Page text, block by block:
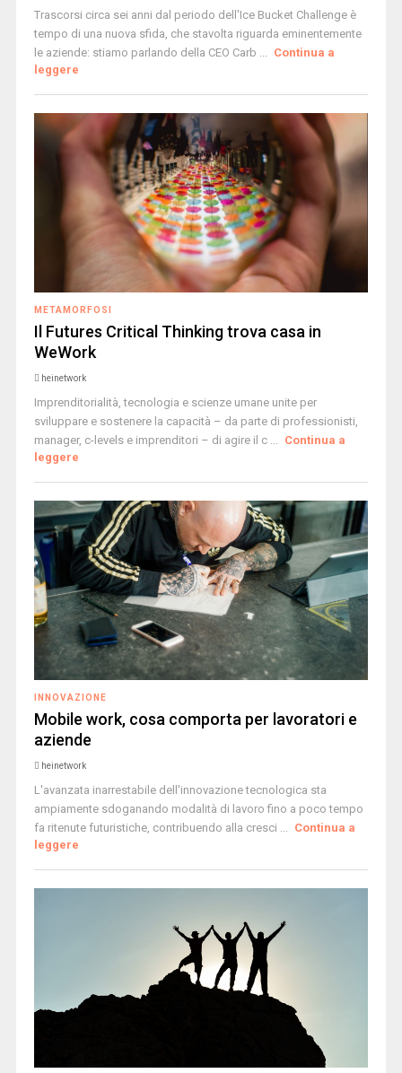
Trascorsi circa sei anni dal periodo dell'Ice Bucket Challenge è
tempo di una nuova sfida, che stavolta riguarda eminentemente
le aziende: stiamo parlando della CEO Carb ... Continua a
leggere
METAMORFOSI
Il Futures Critical Thinking trova casa in
WeWork
heinetwork
Imprenditorialità, tecnologia e scienze umane unite per
sviluppare e sostenere la capacità – da parte di professionisti,
manager, c-levels e imprenditori – di agire il c ... Continua a
leggere
INNOVAZIONE
Mobile work, cosa comporta per lavoratori e
aziende
heinetwork
L'avanzata inarrestabile dell'innovazione tecnologica sta
ampiamente sdoganando modalità di lavoro fino a poco tempo
fa ritenute futuristiche, contribuendo alla cresci ... Continua a
leggere